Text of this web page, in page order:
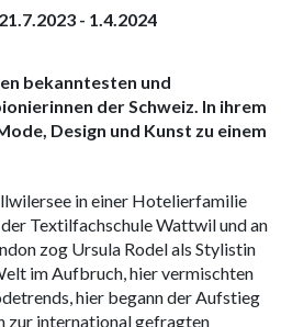
- 1.4.2024
bekanntesten und
der Schweiz. In ihrem
Design und Kunst zu einem
in einer Hotelierfamilie
Textilfachschule Wattwil und an
zog Ursula Rodel als Stylistin
im Aufbruch, hier vermischten
hier begann der Aufstieg
zur international gefragten